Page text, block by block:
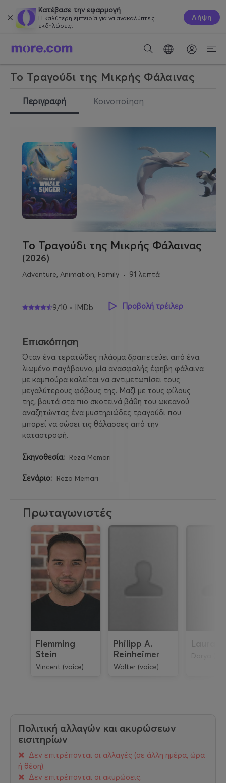
Κατέβασε την εφαρμογή
Η καλύτερη εμπειρία για να ανακαλύπτεις
εκδηλώσεις.
Λήψη
Το Τραγούδι της Μικρής Φάλαινας
Περιγραφή Κοινοποίηση
Το Τραγούδι της Μικρής Φάλαινας
(2026)
Adventure, Animation, Family 91 λεπτά
9/10 • IMDb Προβολή τρέιλερ
Επισκόπηση
Όταν ένα τερατώδες πλάσμα δραπετεύει από ένα
λιωμένο παγόβουνο, μία ανασφαλής έφηβη φάλαινα
με καμπούρα καλείται να αντιμετωπίσει τους
μεγαλύτερους φόβους της. Μαζί με τους φίλους
της, βουτά στα πιο σκοτεινά βάθη του ωκεανού
αναζητώντας ένα μυστηριώδες τραγούδι που
μπορεί να σώσει τις θάλασσες από την
καταστροφή.
Σκηνοθεσία: Reza Memari
Σενάριο: Reza Memari
Πρωταγωνιστές
Flemming
Stein
Vincent (voice)
Philipp A.
Reinheimer
Walter (voice)
Laura
Darya
Πολιτική αλλαγών και ακυρώσεων
εισιτηρίων
Δεν επιτρέπονται οι αλλαγές (σε άλλη ημέρα, ώρα
ή θέση).
Δεν επιτρέπονται οι ακυρώσεις.